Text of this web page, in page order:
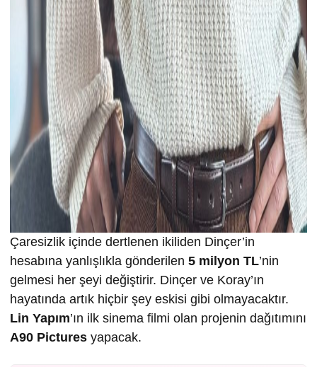
Çaresizlik içinde dertlenen ikiliden Dinçer’in
hesabına yanlışlıkla gönderilen 5 milyon TL’nin
gelmesi her şeyi değiştirir. Dinçer ve Koray’ın
hayatında artık hiçbir şey eskisi gibi olmayacaktır.
Lin Yapım’ın ilk sinema filmi olan projenin dağıtımını
A90 Pictures yapacak.